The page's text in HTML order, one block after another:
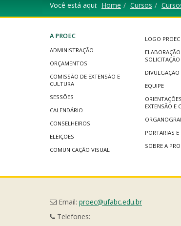
Você está aqui: Home Cursos
A PROEC
ADMINISTRAÇÃO
ORÇAMENTOS
COMISSÃO DE EXTENSÃO E
CULTURA
SESSÕES
CALENDÁRIO
CONSELHEIROS
ELEIÇÕES
COMUNICAÇÃO VISUAL
LOGO PROEC
DIVULGAÇÃO
EQUIPE
EXTENSÃO E
PORTARIAS E
SOBRE A
Email: proec@ufabc.edu.br
Telefones: